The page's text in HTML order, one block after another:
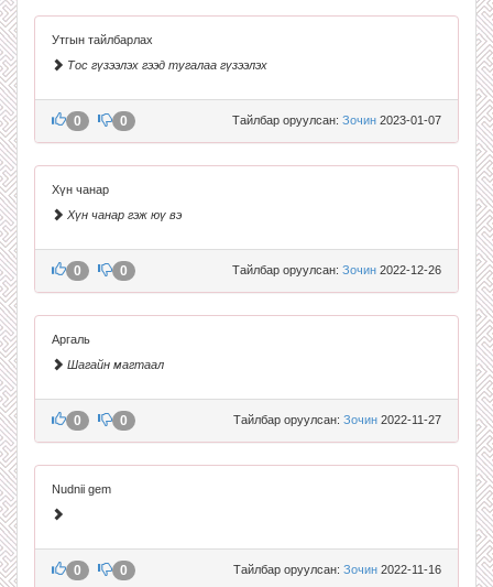
Утгын тайлбарлах
Тос гүзээлэх гээд тугалаа гүзээлэх
Тайлбар оруулсан: Зочин 2023-01-07
0 0
Хүн чанар
Хүн чанар гэж юү вэ
Тайлбар оруулсан: Зочин 2022-12-26
0 0
Аргаль
Шагайн магтаал
Тайлбар оруулсан: Зочин 2022-11-27
0 0
Nudnii gem
Тайлбар оруулсан: Зочин 2022-11-16
0 0